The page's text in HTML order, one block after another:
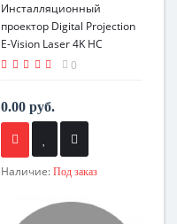
Инсталляционный
проектор Digital Projection
E-Vision Laser 4K HC
0
0.00 руб.
Наличие: Под заказ